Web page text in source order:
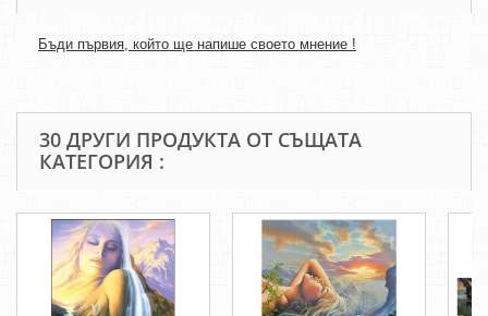
Бъди първия, който ще напише своето мнение !
30 ДРУГИ ПРОДУКТА ОТ СЪЩАТА
КАТЕГОРИЯ :